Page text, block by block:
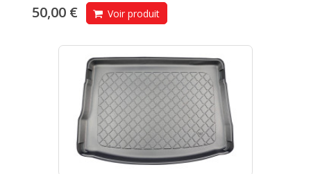
50,00 € Voir produit